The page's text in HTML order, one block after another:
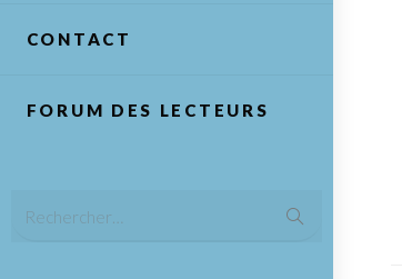
CONTACT
FORUM DES LECTEURS
Rechercher…